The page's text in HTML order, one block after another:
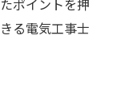
ポイントを押
る電気工事士